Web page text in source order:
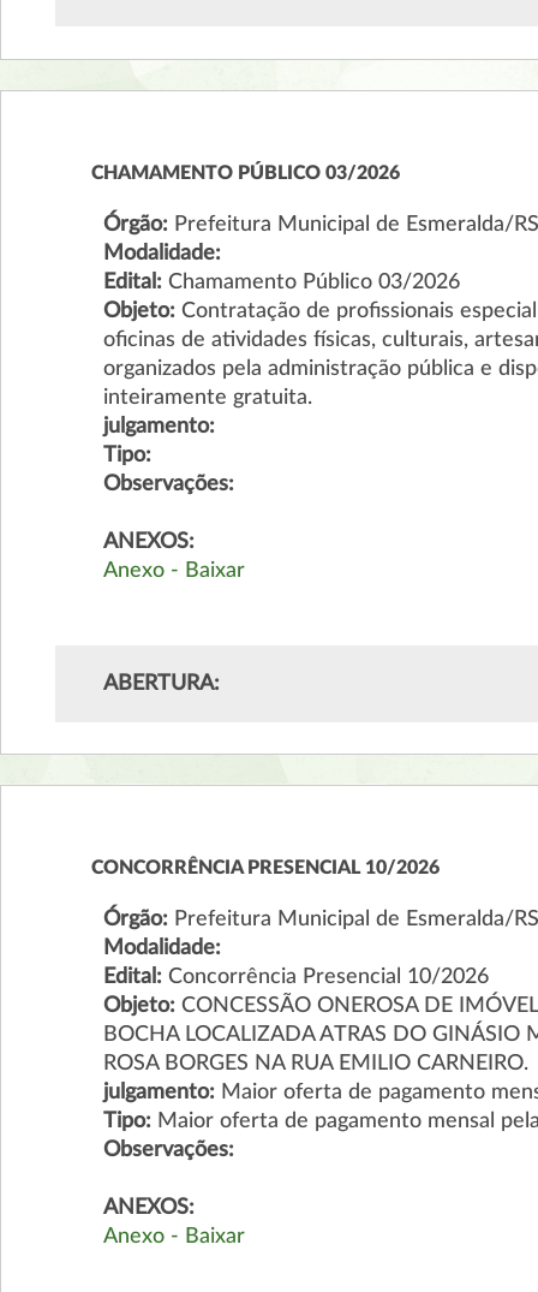
CHAMAMENTO PÚBLICO 03/2026
Órgão:Prefeitura Municipal de Esmeralda/RS
Modalidade:
Edital:Chamamento Público 03/2026
Objeto:Contratação de profissionais
oficinas de atividades físicas, culturais,
organizados pela administração pública e
inteiramente gratuita.
julgamento:
Tipo:
Observações:
ANEXOS:
Anexo - Baixar
ABERTURA:
CONCORRÊNCIA PRESENCIAL 10/2026
Órgão:Prefeitura Municipal de Esmeralda/RS
Modalidade:
Edital:Concorrência Presencial 10/2026
Objeto:CONCESSÃO ONEROSA DE
BOCHA LOCALIZADA ATRAS DO GINÁSIO
ROSA BORGES NA RUA EMILIO CARNEIRO.
julgamento:Maior oferta de pagamento
Tipo:Maior oferta de pagamento mensal
Observações:
ANEXOS:
Anexo - Baixar